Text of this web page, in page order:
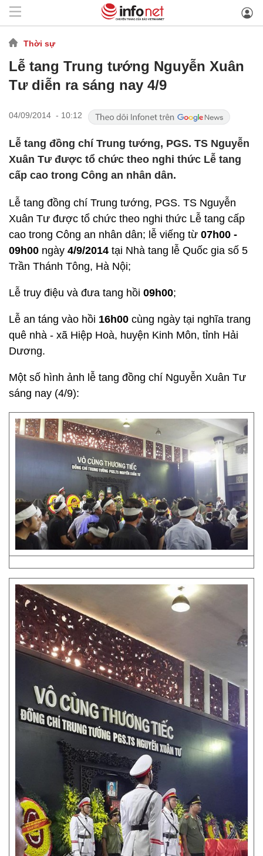
Thời sự
Lễ tang Trung tướng Nguyễn Xuân
Tư diễn ra sáng nay 4/9
04/09/2014 - 10:12
Lễ tang đồng chí Trung tướng, PGS. TS Nguyễn
Xuân Tư được tổ chức theo nghi thức Lễ tang
cấp cao trong Công an nhân dân.
Lễ tang đồng chí Trung tướng, PGS. TS Nguyễn
Xuân Tư được tổ chức theo nghi thức Lễ tang cấp
cao trong Công an nhân dân; lễ viếng từ 07h00 -
09h00 ngày 4/9/2014 tại Nhà tang lễ Quốc gia số 5
Trần Thánh Tông, Hà Nội;
Lễ truy điệu và đưa tang hồi 09h00;
Lễ an táng vào hồi 16h00 cùng ngày tại nghĩa trang
quê nhà - xã Hiệp Hoà, huyện Kinh Môn, tỉnh Hải
Dương.
Một số hình ảnh lễ tang đồng chí Nguyễn Xuân Tư
sáng nay (4/9):